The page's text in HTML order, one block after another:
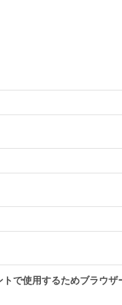
で使用するためブラウザ